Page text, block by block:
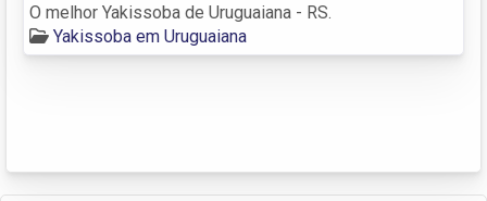
O melhor Yakissoba de Uruguaiana - RS.
Yakissoba em Uruguaiana